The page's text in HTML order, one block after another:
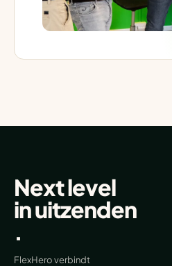
Next level
inuitzenden
.
FlexHero verbindt